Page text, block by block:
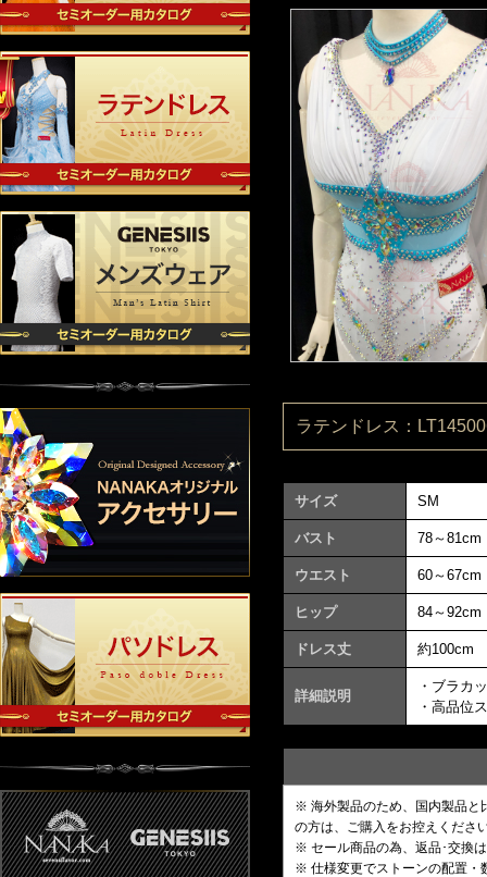
ラテンドレス：
サイズ SM
バスト 78～81cm
ウエスト 60～67cm
ヒップ 84～92cm
ドレス丈 約100cm
詳細説明
・ブラカ
・高品位
※ 海外製品のため、国内製品と
の方は、ご購入をお控えくださ
※ セール商品の為、返品･交換
※ 仕様変更でストーンの配置・